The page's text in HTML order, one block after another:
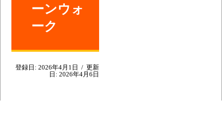
ーンウォ
ーク
登録日: 2026年4月1日 / 更新
日: 2026年4月6日